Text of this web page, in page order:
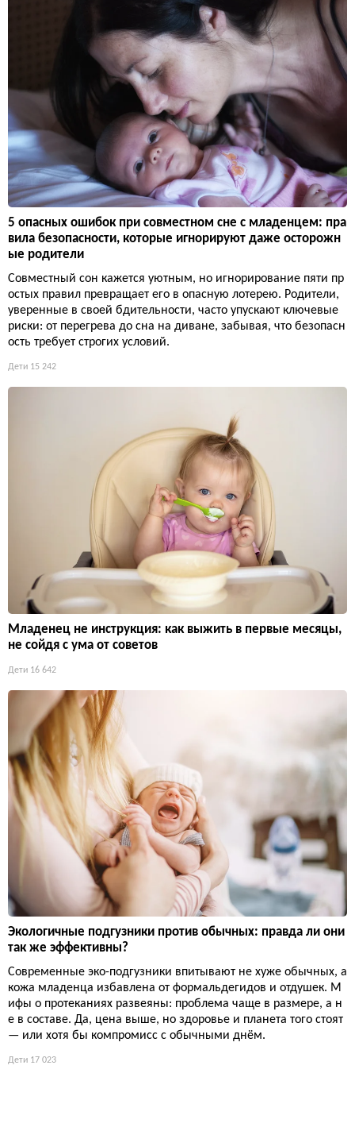
5 опасных ошибок при совместном сне с младенцем: пра
вила безопасности, которые игнорируют даже осторожн
ые родители
Совместный сон кажется уютным, но игнорирование пяти пр
остых правил превращает его в опасную лотерею. Родители,
уверенные в своей бдительности, часто упускают ключевые
риски: от перегрева до сна на диване, забывая, что безопасн
ость требует строгих условий.
Дети 15 242
Младенец не инструкция: как выжить в первые месяцы,
не сойдя с ума от советов
Дети 16 642
Экологичные подгузники против обычных: правда ли они
так же эффективны?
Современные эко-подгузники впитывают не хуже обычных, а
кожа младенца избавлена от формальдегидов и отдушек. М
ифы о протеканиях развеяны: проблема чаще в размере, а н
е в составе. Да, цена выше, но здоровье и планета того стоят
— или хотя бы компромисс с обычными днём.
Дети 17 023